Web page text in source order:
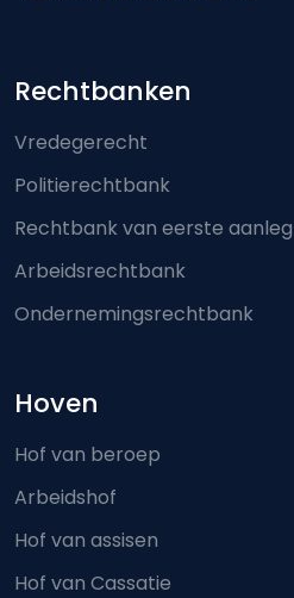
Footer-menu
Rechtbanken
Vredegerecht
Politierechtbank
Rechtbank van eerste aanleg
Arbeidsrechtbank
Ondernemingsrechtbank
Hoven
Hof van beroep
Arbeidshof
Hof van assisen
Hof van Cassatie